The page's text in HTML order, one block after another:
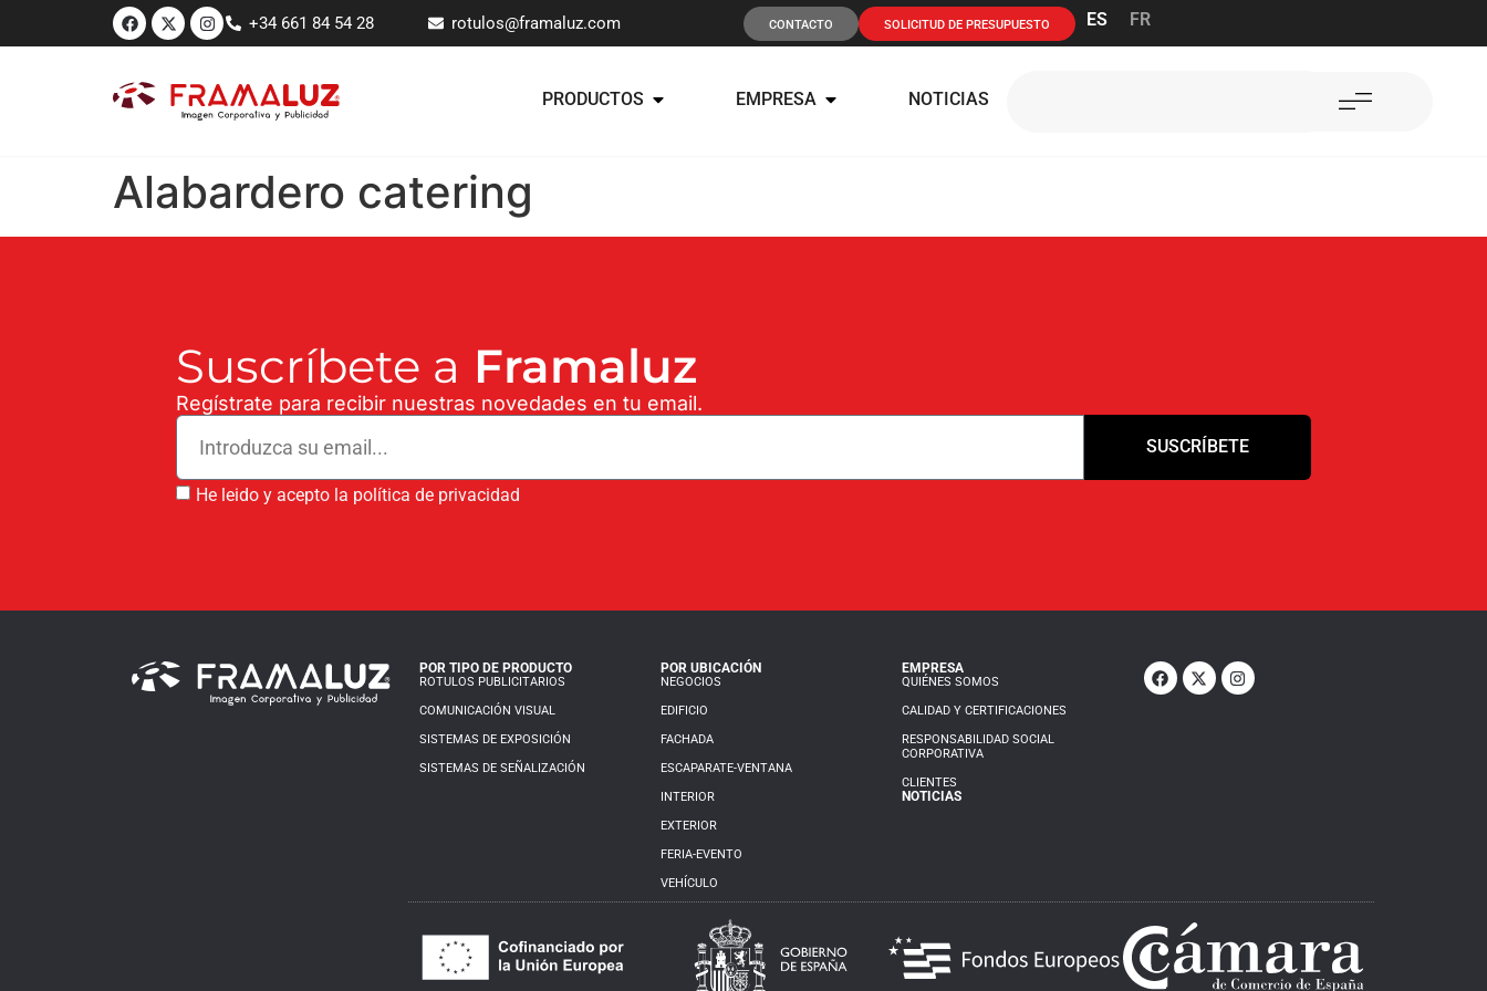
+34 661 84 54 28 rotulos@framaluz.com CONTACTO SOLICITUD DE PRESUPUESTO ES FR
PRODUCTOS EMPRESA NOTICIAS
Alabardero catering
Suscríbete a Framaluz
Regístrate para recibir nuestras novedades en tu email.
He leido y acepto la política de privacidad
SUSCRÍBETE
POR TIPO DE PRODUCTO
ROTULOS PUBLICITARIOS
COMUNICACIÓN VISUAL
SISTEMAS DE EXPOSICIÓN
SISTEMAS DE SEÑALIZACIÓN
POR UBICACIÓN
NEGOCIOS
EDIFICIO
FACHADA
ESCAPARATE-VENTANA
INTERIOR
EXTERIOR
FERIA-EVENTO
VEHÍCULO
EMPRESA
QUIÉNES SOMOS
CALIDAD Y CERTIFICACIONES
RESPONSABILIDAD SOCIAL
CORPORATIVA
CLIENTES
NOTICIAS